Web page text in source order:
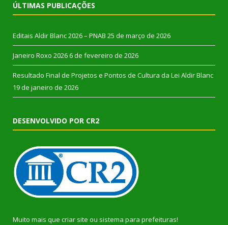
ÚLTIMAS PUBLICAÇÕES
Editais Aldir Blanc 2026 – PNAB 25 de março de 2026
Janeiro Roxo 2026 6 de fevereiro de 2026
Resultado Final de Projetos e Pontos de Cultura da Lei Aldir Blanc
19 de janeiro de 2026
DESENVOLVIDO POR CR2
Muito mais que criar site ou sistema para prefeituras!